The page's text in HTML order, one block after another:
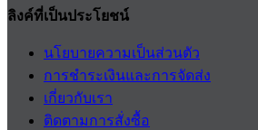
ลิงค์ที่เป็นประโยชน์
นโยบายความเป็นส่วนตัว
การชำระเงินและการจัดส่ง
เกี่ยวกับเรา
ติดตามการสั่งซื้อ